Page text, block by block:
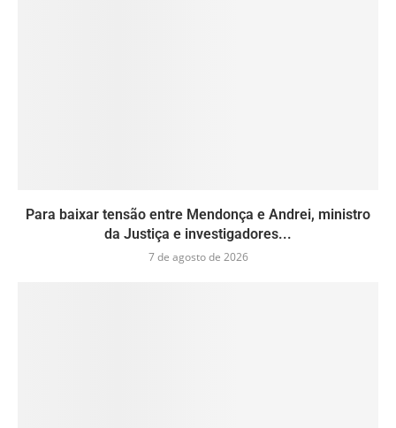
Para baixar tensão entre Mendonça e Andrei, ministro
da Justiça e investigadores...
7 de agosto de 2026